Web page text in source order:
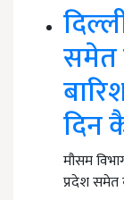
समेत
दिन
मौसम
प्रदेश समेत